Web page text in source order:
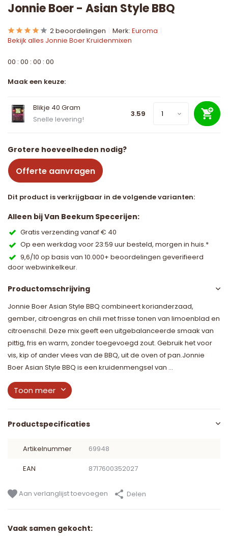
Jonnie Boer - Asian Style BBQ
2 beoordelingen Merk: Euroma
Bekijk alles Jonnie Boer Kruidenmixen
00 : 00 : 00 : 00
Maak een keuze:
Blikje 40 Gram
Snelle levering!
3.59
Grotere hoeveelheden nodig?
Offerte aanvragen
Dit product is verkrijgbaar in de volgende varianten:
Alleen bij Van Beekum Specerijen:
Gratis verzending vanaf € 40
Op een werkdag voor 23:59 uur besteld, morgen in huis.*
9,6/10 op basis van 10.000+ beoordelingen geverifieerd
door webwinkelkeur.
Productomschrijving
Jonnie Boer Asian Style BBQ combineert korianderzaad,
gember, citroengras en chili met frisse tonen van limoenblad en
citroenschil. Deze mix geeft een uitgebalanceerde smaak van
pittig, fris en warm, zonder toegevoegd zout. Gebruik het voor
vis, kip of ander vlees van de BBQ, uit de oven of pan.Jonnie
Boer Asian Style BBQ is een kruidenmengsel van ...
Toon meer
Productspecificaties
Artikelnummer 69948
EAN 8717600352027
Aan verlanglijst toevoegen Delen
Vaak samen gekocht: